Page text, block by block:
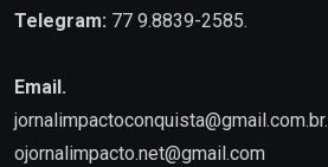
Telegram: 77 9.8839-2585.
Email.
jornalimpactoconquista@gmail.com.br.
ojornalimpacto.net@gmail.com